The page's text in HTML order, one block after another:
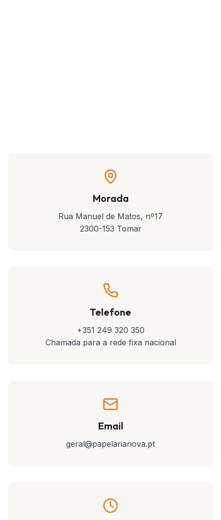
Morada
Rua Manuel de Matos, nº17
2300-153 Tomar
Telefone
+351 249 320 350
Chamada para a rede fixa nacional
Email
geral@papelarianova.pt